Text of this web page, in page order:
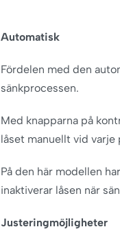
Automatisk
Fördelen med den
sänkprocessen.
Med knapparna på
låset manuellt vid varje
På den här modellen
inaktiverar låsen när
Justeringmöjligheter